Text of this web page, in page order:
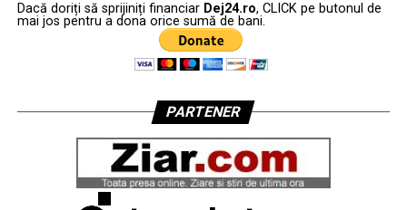
Dacă doriți să sprijiniți financiar Dej24.ro, CLICK pe butonul de
mai jos pentru a dona orice sumă de bani.
PARTENER